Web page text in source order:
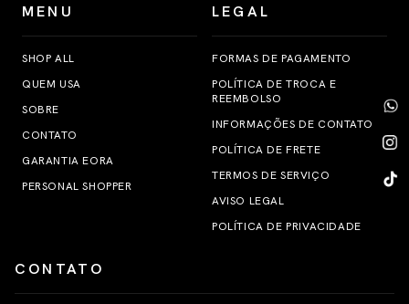
MENU
SHOP ALL
QUEM USA
SOBRE
CONTATO
GARANTIA EORA
PERSONAL SHOPPER
LEGAL
FORMAS DE PAGAMENTO
POLÍTICA DE TROCA E
REEMBOLSO
INFORMAÇÕES DE CONTATO
POLÍTICA DE FRETE
TERMOS DE SERVIÇO
AVISO LEGAL
POLÍTICA DE PRIVACIDADE
CONTATO